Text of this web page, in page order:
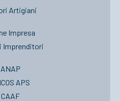
Artigiani
Impresa
Imprenditori
ANAP
APS
CAAF